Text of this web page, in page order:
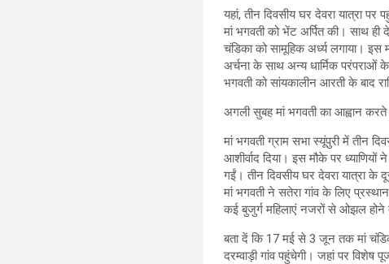
यहां, तीन दिवसीय घर देवरा यात्रा
मां भगवती को भेंट अर्पित की। साथ
चंडिका को सामूहिक अर्ध्य लगाया।
अर्चना के साथ अन्य धार्मिक परंपराओं के
भगवती को सांयकालीन आरती के बाद
अगली सुबह मां भगवती का आह्वान करते
मां भगवती ग्राम सभा स्यूंपुरी में तीन
आशीर्वाद दिया। इस मौके पर
गईं। तीन दिवसीय घर देवरा यात्रा के
मां भगवती ने सतेरा गांव के लिए
कई बुजुर्ग महिलाएं नजरों से ओझल होने
बता दें कि 17 मई से 3 जून तक मां
दरम्वाड़ी गांव पहुंचेगी। जहां पर